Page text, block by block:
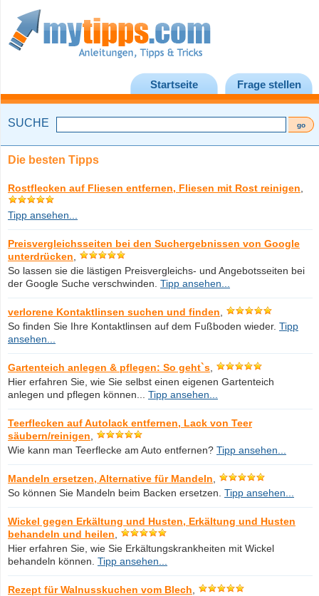
Startseite Frage stellen
SUCHE
Die besten Tipps
Rostflecken auf Fliesen entfernen, Fliesen mit Rost reinigen
Tipp ansehen...
Preisvergleichsseiten bei den Suchergebnissen von Google
unterdrücken
So lassen sie die lästigen Preisvergleichs- und Angebotsseiten bei
der Google Suche verschwinden. Tipp ansehen...
verlorene Kontaktlinsen suchen und finden
So finden Sie Ihre Kontaktlinsen auf dem Fußboden wieder. Tipp
ansehen...
Gartenteich anlegen & pflegen: So geht`s
Hier erfahren Sie, wie Sie selbst einen eigenen Gartenteich
anlegen und pflegen können... Tipp ansehen...
Teerflecken auf Autolack entfernen, Lack von Teer
säubern/reinigen
Wie kann man Teerflecke am Auto entfernen? Tipp ansehen...
Mandeln ersetzen, Alternative für Mandeln
So können Sie Mandeln beim Backen ersetzen. Tipp ansehen...
Wickel gegen Erkältung und Husten, Erkältung und Husten
behandeln und heilen
Hier erfahren Sie, wie Sie Erkältungskrankheiten mit Wickel
behandeln können. Tipp ansehen...
Rezept für Walnusskuchen vom Blech